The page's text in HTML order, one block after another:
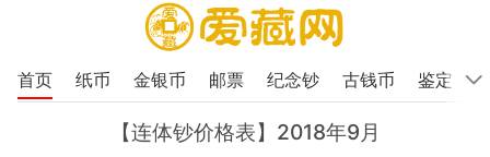
首页 纸币 金银币 邮票 纪念钞 古钱币 鉴定
【连体钞价格表】2018年9月